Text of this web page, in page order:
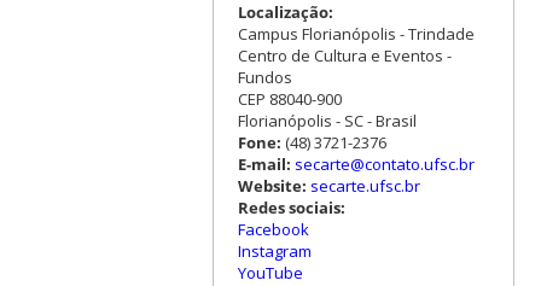
Localização:
Campus Florianópolis - Trindade
Centro de Cultura e Eventos -
Fundos
CEP 88040-900
Florianópolis - SC - Brasil
Fone: (48) 3721-2376
E-mail: secarte@contato.ufsc.br
Website: secarte.ufsc.br
Redes sociais:
Facebook
Instagram
YouTube